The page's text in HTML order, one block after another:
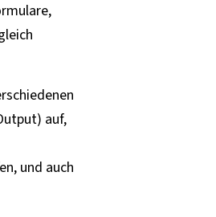
auf,
und auch